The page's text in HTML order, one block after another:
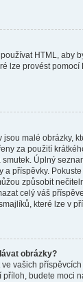
HTML, aby
lze provést
malé obrázky,
za použití
Úplný
a příspěvky.
způsobit
celý váš
které lze v
obrázky?
vašich
budete moci